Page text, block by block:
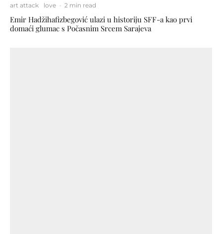
art attack love · 2 min read
Emir Hadžihafizbegović ulazi u historiju SFF-a kao prvi
domaći glumac s Počasnim Srcem Sarajeva